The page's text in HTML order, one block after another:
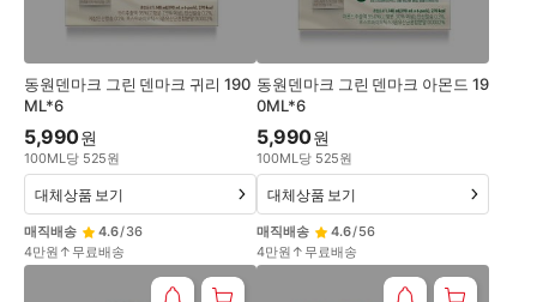
동원덴마크 그린 덴마크 귀리 190
ML*6
5,990원
100ML당 525원
매직배송 4.6/36
4만원↑무료배송
대체상품 보기
동원덴마크 그린 덴마크 아몬드 19
0ML*6
5,990원
100ML당 525원
매직배송 4.6/56
4만원↑무료배송
대체상품 보기